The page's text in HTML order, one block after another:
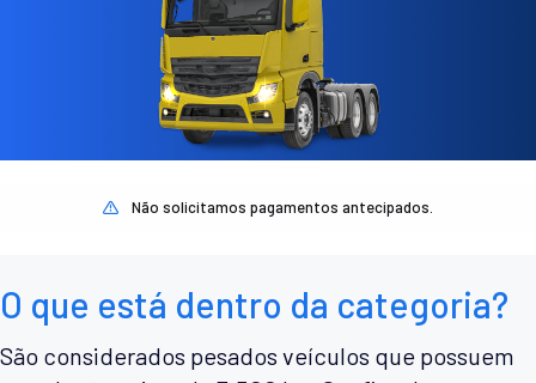
Não solicitamos pagamentos antecipados.
O que está dentro da categoria?
São considerados pesados veículos que possuem